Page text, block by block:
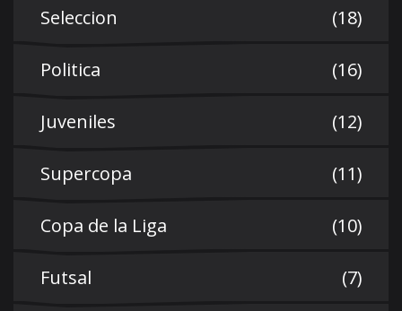
Seleccion (18)
Politica (16)
Juveniles (12)
Supercopa (11)
Copa de la Liga (10)
Futsal (7)